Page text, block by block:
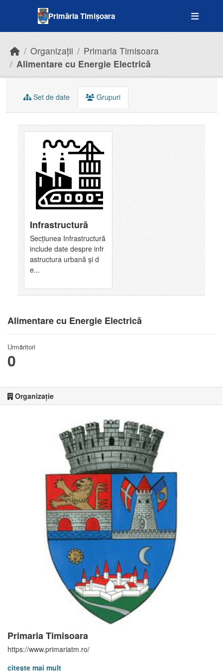
Primăria Timișoara
Organizații
Primaria Timisoara
Alimentare cu Energie Electrică
Alimentare cu Energie Electrică
Urmăritori
0
Organizație
Primaria Timisoara
https://www.primariatm.ro/
citește mai mult
Set de date Grupuri
Infrastructură
Secțiunea Infrastructură
include date despre infr
astructura urbană și d
e...